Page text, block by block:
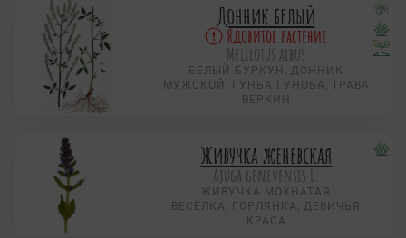
Донник белый
Ядовитое растение
Melilotus albus
БЕЛЫЙ БУРКУН, ДОННИК
МУЖСКОЙ, ГУНБА ГУНОБА, ТРАВА
ВЕРКИН
Живучка женевская
Ajuga genevensis L.
ЖИВУЧКА МОХНАТАЯ
ВЕСЁЛКА, ГОРЛЯНКА, ДЕВИЧЬЯ
КРАСА